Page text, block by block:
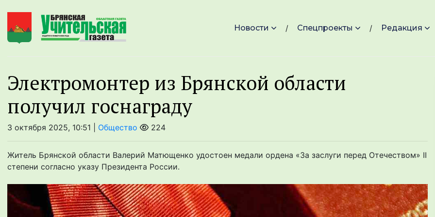
Новости Спецпроекты Редакция
Электромонтер из Брянской области
получил госнаграду
3 октября 2025, 10:51 | Общество 224
Житель Брянской области Валерий Матющенко удостоен медали ордена «За заслуги перед Отечеством» II
степени согласно указу Президента России.